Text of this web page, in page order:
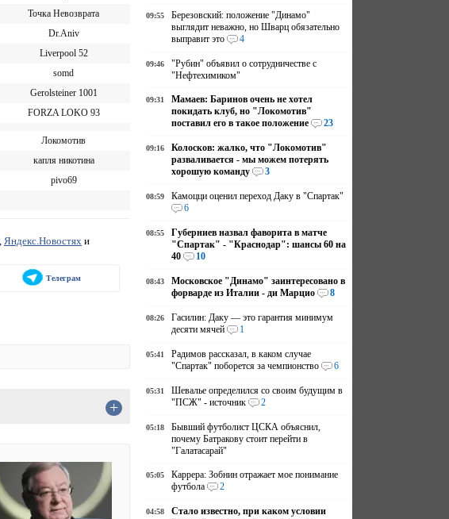
Точка Невозврата
Dr.Aniv
Liverpool 52
somd
Gerolsteiner 1001
FORZA LOKO 93
Локомотив
капля никотина
pivo69
Яндекс.Новостях и
Телеграм
+
09:55
Березовский: положение "Динамо"
выглядит неважно, но Шварц обязательно
выправит это
4
09:46
"Рубин" объявил о сотрудничестве с
"Нефтехимиком"
09:31
Мамаев: Баринов очень не хотел
покидать клуб, но "Локомотив"
поставил его в такое положение
23
09:16
Колосков: жалко, что "Локомотив"
разваливается - мы можем потерять
хорошую команду
3
08:59
Камоцци оценил переход Даку в "Спартак"
6
08:55
Губерниев назвал фаворита в матче
"Спартак" - "Краснодар": шансы 60 на
40
10
08:43
Московское "Динамо" заинтересовано в
форварде из Италии - ди Марцио
8
08:26
Гасилин: Даку — это гарантия минимум
десяти мячей
1
05:41
Радимов рассказал, в каком случае
"Спартак" поборется за чемпионство
6
05:31
Шевалье определился со своим будущим в
"ПСЖ" - источник
2
05:18
Бывший футболист ЦСКА объяснил,
почему Батракову стоит перейти в
"Галатасарай"
05:05
Каррера: Зобнин отражает мое понимание
футбола
2
04:58
Стало известно, при каком условии